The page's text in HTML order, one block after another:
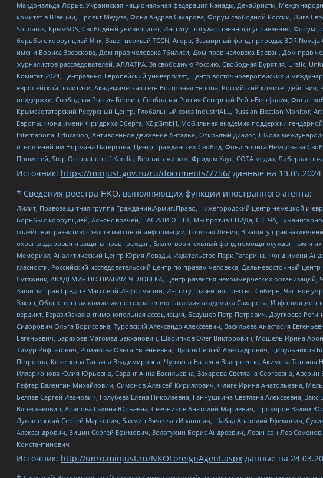
Макдональда-Лорье, Украинская национальная федерация Канады, Декабристы,
комитет в Швеции, Проект Медуза, Фонд Андрея Сахарова, Форум свободной России, Лига
Solidarus, КрымSOS, Свободный университет, Институт государственного управления,
борьбы с коррупцией Инк, Завет церквей TCCN, Агора, Всемирный фонд природы, BDR
имени Бориса Звозскова, Дом прав человека Тбилиси, Дом прав человека Ереван, Дом прав
журналистов расследователей, АЛЛАТРА, За свободную Россию, Свободная Бурятия, Uralic,
Комитет-2024, Центрально-Европейский университет, Центр восточноевропейских и
европейской политики, Академическая сеть Восточная Европа, Российский комитет
поддержки, Свободная Россия Берлин, Свободная Россия Северный Рейн-Вестфалия, Фонд
Крымскотатарский Ресурсный Центр, Глобальный союз IndustriALL, Russian Election Monitor,
Европы, Фонд имени Фридриха Эберта, XZ gGmbH, Мобильная академия поддержки
International Education, Антивоенное движение Антальи, Открытый диалог, Школа
отношений им Нормана Патерсона, Центр Гражданских Свобод, Фонд Бориса Немцова за
Прометей, Stop Occupation of Karelia, Вернись живым, Фридом Хаус, СОТА медиа, Либерально-
Источник: https://minjust.gov.ru/ru/documents/7756/ данные на 13.05.2024
* Сведения реестра НКО, выполняющих функции иностранного агента:
Лилит, Правозащитная группа Гражданин.Армия.Право, Нижегородский центр немецкой и
борьбы с коррупцией, Альянс врачей, НАСИЛИЮ.НЕТ, Мы против СПИДа, СВЕЧА,
содействия развитию средств массовой информации, Горячая Линия, В защиту прав
охраны здоровья и защиты прав граждан, Благотворительный фонд помощи осужденным и
Мемориал, Аналитический Центр Юрия Левады, Издательство Парк Гагарина, Фонд имени
гласности, Российский исследовательский центр по правам человека, Дальневосточный
Сутяжник, АКАДЕМИЯ ПО ПРАВАМ ЧЕЛОВЕКА, Центр развития некоммерческих организаций,
Защиты Прав Средств Массовой Информации, Институт развития прессы - Сибирь, Частное
Закон, Общественная комиссия по сохранению наследия академика Сахарова,
вердикт, Евразийская антимонопольная ассоциация, Бедушев Петр Петрович, Дзугкоева
Сидорович Ольга Борисовна, Туровский Александр Алексеевич, Васильева Анастасия
Евгеньевич, Барахоев Магомед Бекханович, Шарипков Олег Викторович, Мошель Ирина
Тимур Рифгатович, Романова Ольга Евгеньевна, Щаров Сергей Алексадрович,
Петровна, Кочеткова Татьяна Владимировна, Чуркина Наталья Валерьевна, Акимова
Илларионова Юлия Юрьевна, Саранг Анна Васильевна, Захарова Светлана Сергеевна,
Гефтер Валентин Михайлович, Симонов Алексей Кириллович, Флиге Ирина Анатольевна,
Беляев Сергей Иванович, Голубева Елена Николаевна, Ганнушкина Светлана Алексеевна,
Вячеславович, Арапова Галина Юрьевна, Свечников Анатолий Мариевич, Прохоров Вадим
Лукашевский Сергей Маркович, Бахмин Вячеслав Иванович, Шабад Анатолий Ефимович,
Александрович, Вицин Сергей Ефимович, Золотухин Борис Андреевич, Левинсон Лев
Константинович
Источник: http://unro.minjust.ru/NKOForeignAgent.aspx данные на